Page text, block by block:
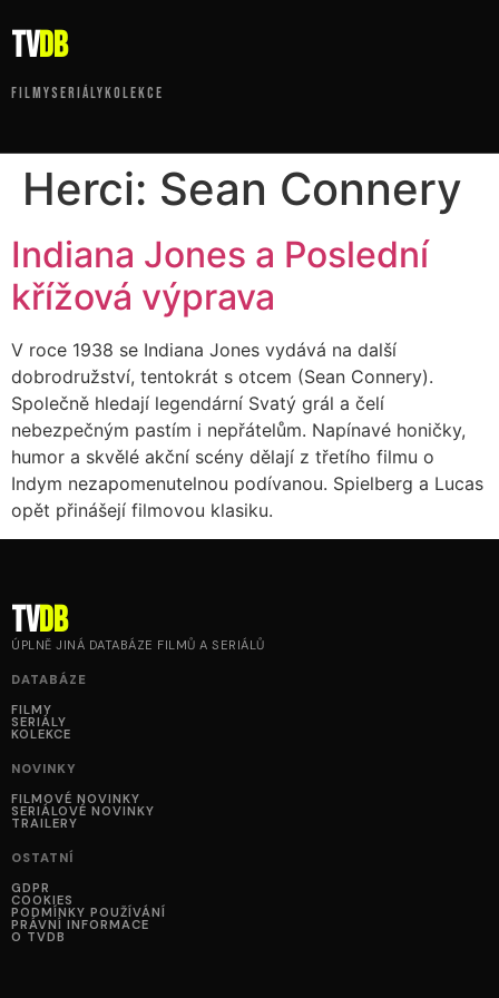
tvDB
FILMYSERIÁLY KOLEKCE
Herci: Sean Connery
Indiana Jones a Poslední
křížová výprava
V roce 1938 se Indiana Jones vydává na další
dobrodružství, tentokrát s otcem (Sean Connery).
Společně hledají legendární Svatý grál a čelí
nebezpečným pastím i nepřátelům. Napínavé honičky,
humor a skvělé akční scény dělají z třetího filmu o
Indym nezapomenutelnou podívanou. Spielberg a Lucas
opět přinášejí filmovou klasiku.
tvDB
ÚPLNĚ JINÁ DATABÁZE FILMŮ A SERIÁLŮ
DATABÁZE
FILMY
SERIÁLY
KOLEKCE
NOVINKY
FILMOVÉ NOVINKY
SERIÁLOVÉ NOVINKY
TRAILERY
OSTATNÍ
GDPR
COOKIES
PODMÍNKY POUŽÍVÁNÍ
PRÁVNÍ INFORMACE
O TVDB